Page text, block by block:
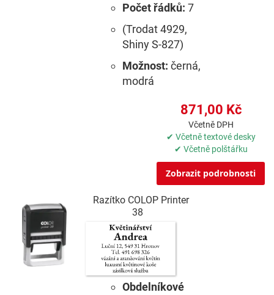
Počet řádků: 7
(Trodat 4929,
Shiny S-827)
Možnost: černá,
modrá
871,00 Kč
Včetně DPH
✔ Včetně textové desky
✔ Včetně polštářku
Zobrazit podrobnosti
Razítko COLOP Printer
38
Obdelníkové